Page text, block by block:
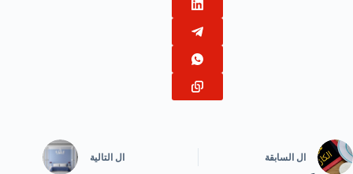
ال السابقة ال التالية